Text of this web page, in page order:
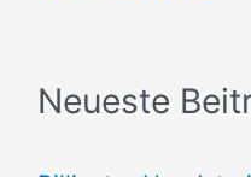
hNeueste